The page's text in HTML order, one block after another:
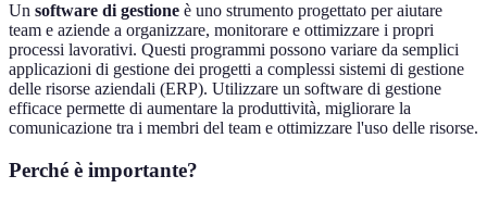
Un software di gestione è uno strumento progettato per aiutare
team e aziende a organizzare, monitorare e ottimizzare i propri
processi lavorativi. Questi programmi possono variare da semplici
applicazioni di gestione dei progetti a complessi sistemi di gestione
delle risorse aziendali (ERP). Utilizzare un software di gestione
efficace permette di aumentare la produttività, migliorare la
comunicazione tra i membri del team e ottimizzare l'uso delle risorse.
Perché è importante?